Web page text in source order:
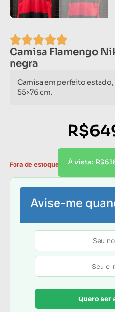
Camisa Flamengo
negra
Camisa em perfeito
55×76 cm.
R$
À vista: R$
Fora de estoque
Avise-me